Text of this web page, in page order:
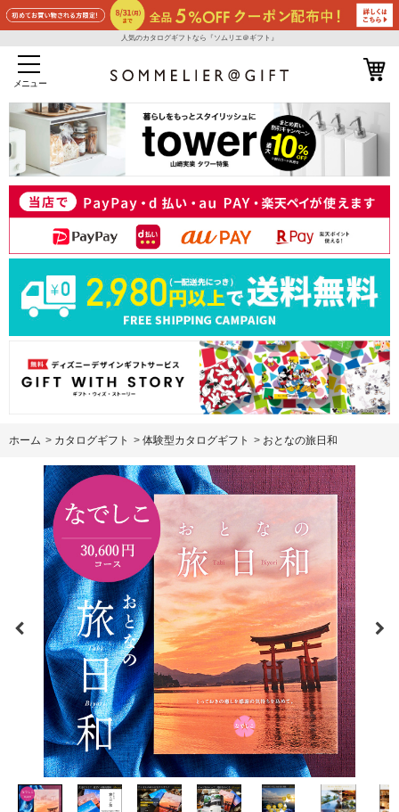
人気のカタログギフトなら『ソムリエ＠ギフト』
メニュー
ホーム > カタログギフト > 体験型カタログギフト > おとなの旅日和